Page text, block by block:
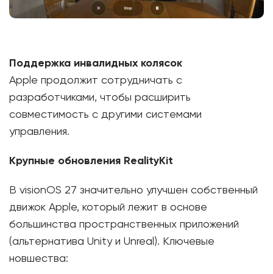
Поддержка инвалидных колясок
Apple продолжит сотрудничать с
разработчиками, чтобы расширить
совместимость с другими системами
управления.
Крупные обновления RealityKit
В visionOS 27 значительно улучшен собственный
движок Apple, который лежит в основе
большинства пространственных приложений
(альтернатива Unity и Unreal). Ключевые
новшества: